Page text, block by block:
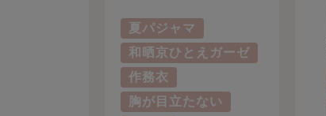
夏パジャマ
和晒京ひとえガーゼ
作務衣
胸が目立たない